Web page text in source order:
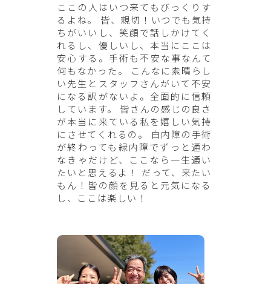
ここの人はいつ来てもびっくりす
るよね。 皆、親切！いつでも気持
ちがいいし、笑顔で話しかけてく
れるし、優しいし、本当にここは
安心する。手術も不安な事なんて
何もなかった。 こんなに素晴らし
い先生とスタッフさんがいて不安
になる訳がないよ。全面的に信頼
しています。 皆さんの感じの良さ
が本当に来ている私を嬉しい気持
にさせてくれるの。 白内障の手術
が終わっても緑内障でずっと通わ
なきゃだけど、ここなら一生通い
たいと思えるよ！ だって、来たい
もん！皆の顔を見ると元気になる
し、ここは楽しい！